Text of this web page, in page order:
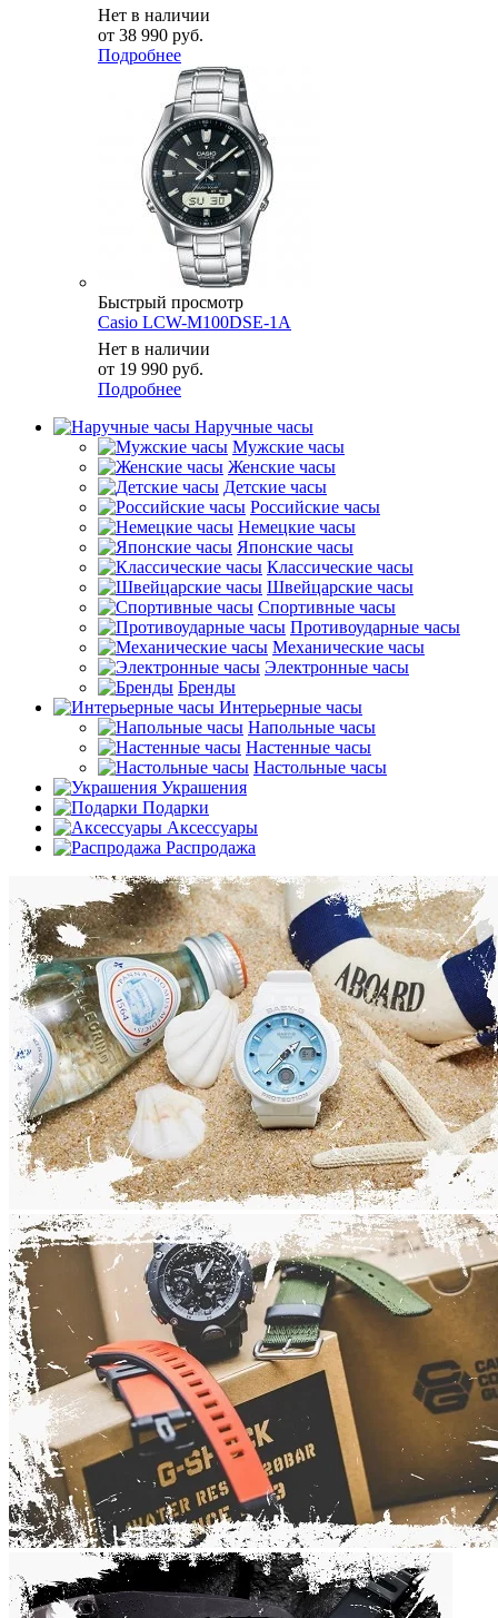
Нет в наличии
от 38 990 руб.
Подробнее
Быстрый просмотр
Casio LCW-M100DSE-1A
Нет в наличии
от 19 990 руб.
Подробнее
Наручные часы
Мужские часы
Женские часы
Детские часы
Российские часы
Немецкие часы
Японские часы
Классические часы
Швейцарские часы
Спортивные часы
Противоударные часы
Механические часы
Электронные часы
Бренды
Интерьерные часы
Напольные часы
Настенные часы
Настольные часы
Украшения
Подарки
Аксессуары
Распродажа